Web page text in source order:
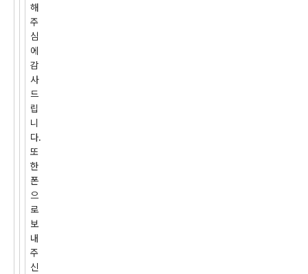
해
주
심
에
감
사
드
립
니
다.
또
한
폰
으
로
보
내
주
신